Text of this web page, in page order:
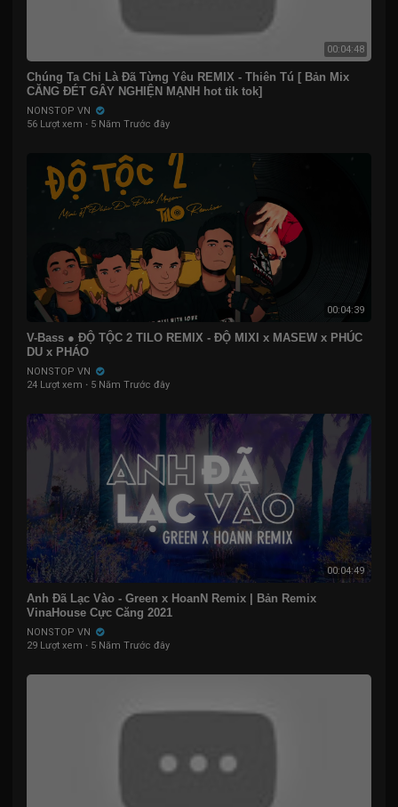
00:04:48
Chúng Ta Chỉ Là Đã Từng Yêu REMIX - Thiên Tú [ Bản Mix
CĂNG ĐÉT GÂY NGHIỆN MẠNH hot tik tok]
NONSTOP VN
56 Lượt xem · 5 Năm Trước đây
00:04:39
V-Bass ● ĐỘ TỘC 2 TILO REMIX - ĐỘ MIXI x MASEW x PHÚC
DU x PHÁO
NONSTOP VN
24 Lượt xem · 5 Năm Trước đây
00:04:49
Anh Đã Lạc Vào - Green x HoanN Remix | Bản Remix
VinaHouse Cực Căng 2021
NONSTOP VN
29 Lượt xem · 5 Năm Trước đây